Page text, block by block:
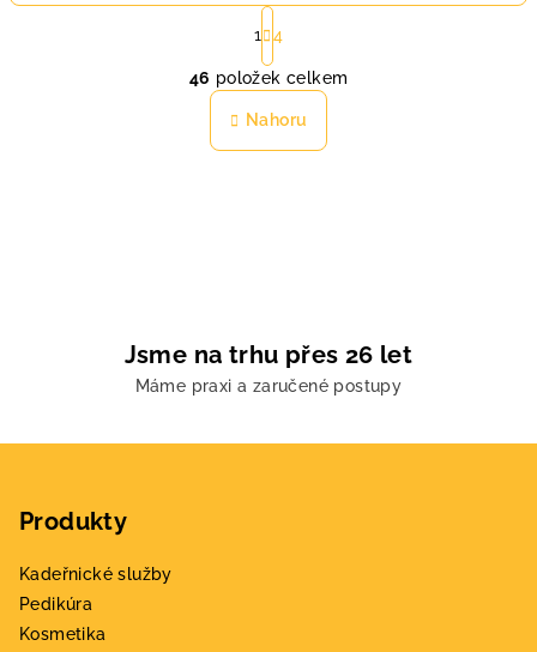
O
v
l
á
k
y
ý
S
t
r
á
n
k
o
1 4
46 položek celkem
Nahoru
Jsme na trhu přes 26 let
Máme praxi a zaručené postupy
Produkty
Kadeřnické služby
Pedikúra
Kosmetika